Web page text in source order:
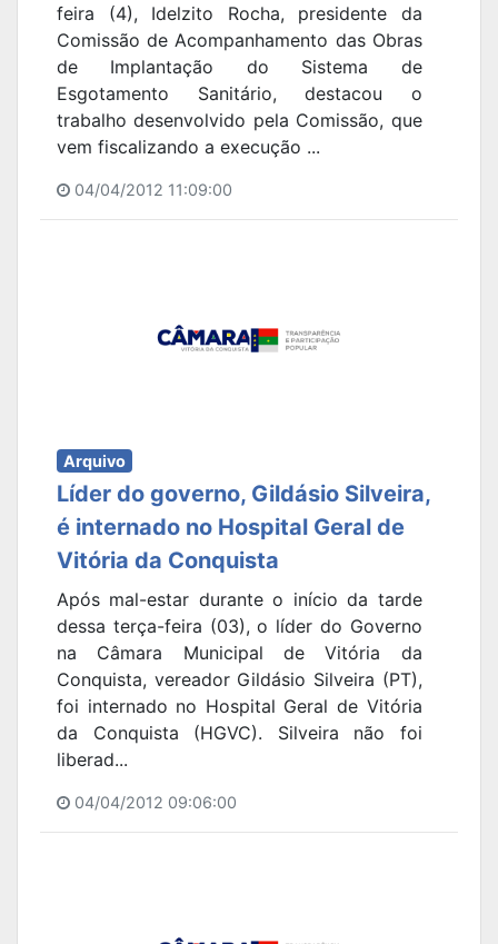
feira (4), Idelzito Rocha, presidente da
Comissão de Acompanhamento das Obras
de Implantação do Sistema de
Esgotamento Sanitário, destacou o
trabalho desenvolvido pela Comissão, que
vem fiscalizando a execução ...
04/04/2012 11:09:00
Arquivo
Líder do governo, Gildásio Silveira,
é internado no Hospital Geral de
Vitória da Conquista
Após mal-estar durante o início da tarde
dessa terça-feira (03), o líder do Governo
na Câmara Municipal de Vitória da
Conquista, vereador Gildásio Silveira (PT),
foi internado no Hospital Geral de Vitória
da Conquista (HGVC). Silveira não foi
liberad...
04/04/2012 09:06:00